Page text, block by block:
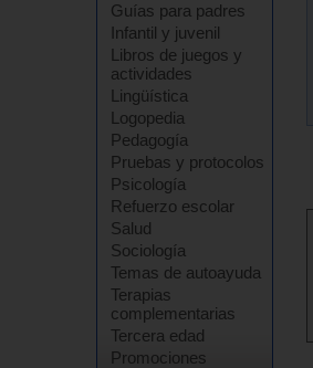
Guías para padres
Infantil y juvenil
Libros de juegos y
actividades
Lingüística
Logopedia
Pedagogía
Pruebas y protocolos
Psicología
Refuerzo escolar
Salud
Sociología
Temas de autoayuda
Terapias
complementarias
Tercera edad
Promociones